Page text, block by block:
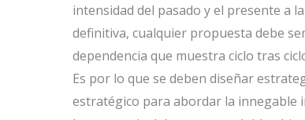
intensidad del pasado y el presente a
definitiva, cualquier propuesta debe
dependencia que muestra ciclo tras
Es por lo que se deben diseñar
estratégico para abordar la innegable